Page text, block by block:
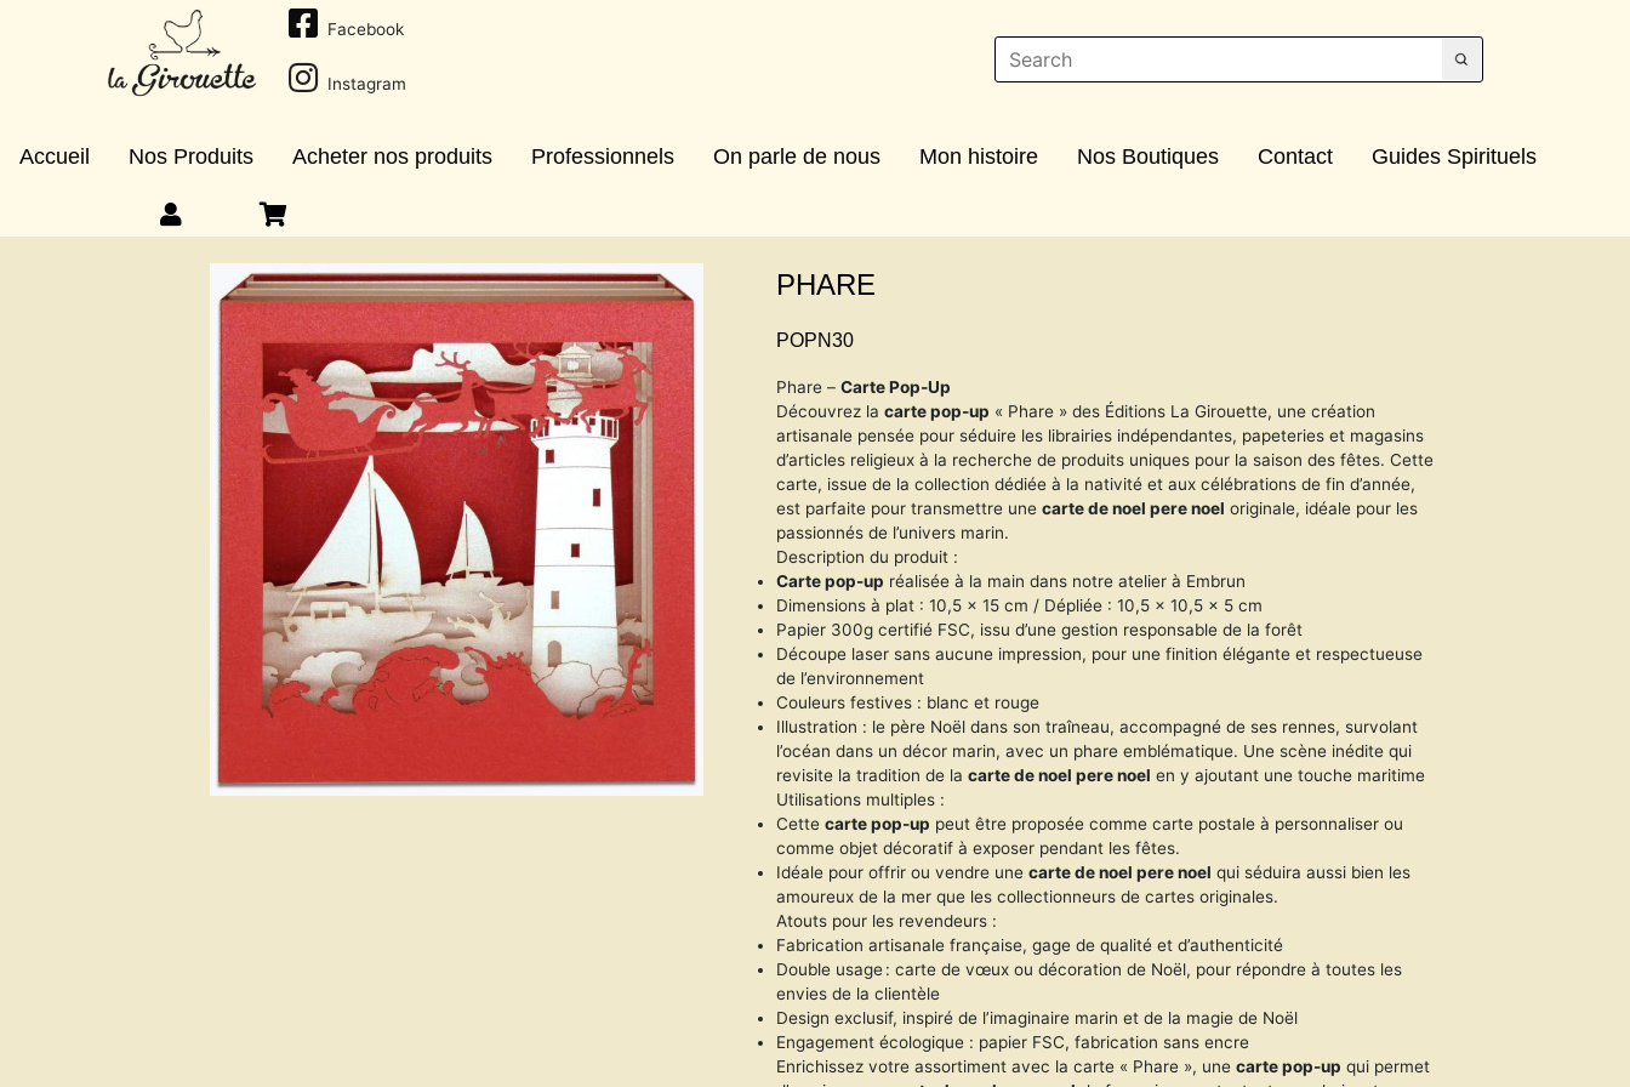
Facebook
Instagram
Accueil Nos Produits Acheter nos produits Professionnels On parle de nous Mon histoire Nos Boutiques Contact Guides Spirituels
PHARE
POPN30
Phare –Carte Pop-Up
Découvrez la carte pop-up « Phare » des Éditions La Girouette, une création
artisanale pensée pour séduire les librairies indépendantes, papeteries et magasins
d’articles religieux à la recherche de produits uniques pour la saison des fêtes. Cette
carte, issue de la collection dédiée à la nativité et aux célébrations de fin d’année,
est parfaite pour transmettre une carte de noel pere noel originale, idéale pour les
passionnés de l’univers marin.
Description du produit :
Carte pop-up réalisée à la main dans notre atelier à Embrun
Dimensions à plat : 10,5 x 15 cm / Dépliée : 10,5 x 10,5 x 5 cm
Papier 300g certifié FSC, issu d’une gestion responsable de la forêt
Découpe laser sans aucune impression, pour une finition élégante et respectueuse
de l’environnement
Couleurs festives : blanc et rouge
Illustration : le père Noël dans son traîneau, accompagné de ses rennes, survolant
l’océan dans un décor marin, avec un phare emblématique. Une scène inédite qui
revisite la tradition de la carte de noel pere noel en y ajoutant une touche maritime
Utilisations multiples :
Cette carte pop-up peut être proposée comme carte postale à personnaliser ou
comme objet décoratif à exposer pendant les fêtes.
Idéale pour offrir ou vendre une carte de noel pere noel qui séduira aussi bien les
amoureux de la mer que les collectionneurs de cartes originales.
Atouts pour les revendeurs :
Fabrication artisanale française, gage de qualité et d’authenticité
Double usage : carte de vœux ou décoration de Noël, pour répondre à toutes les
envies de la clientèle
Design exclusif, inspiré de l’imaginaire marin et de la magie de Noël
Engagement écologique : papier FSC, fabrication sans encre
Enrichissez votre assortiment avec la carte « Phare », une carte pop-up qui permet